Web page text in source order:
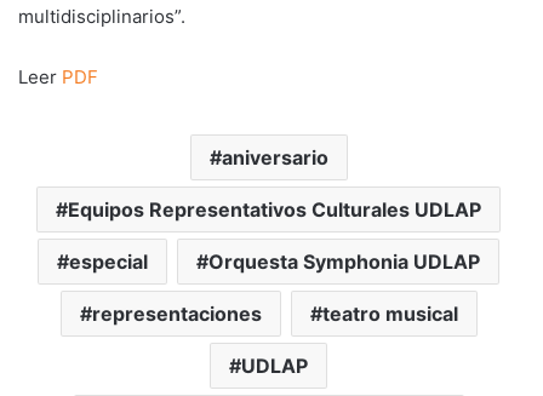
multidisciplinarios”.
Leer PDF
aniversario
Equipos Representativos Culturales UDLAP
especial Orquesta Symphonia UDLAP
representaciones teatro musical
UDLAP